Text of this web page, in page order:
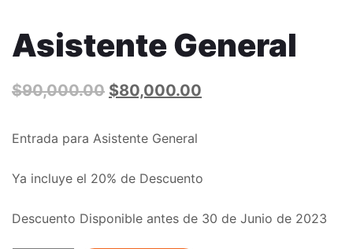
Asistente General
$90,000.00 $80,000.00
Entrada para Asistente General
Ya incluye el 20% de Descuento
Descuento Disponible antes de 30 de Junio de 2023